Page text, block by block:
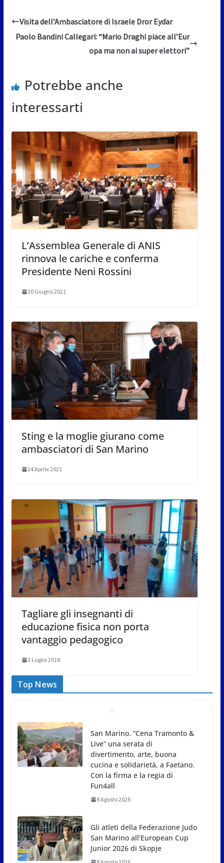
Visita dell’Ambasciatore di Israele Dror Eydar
Paolo Bandini Callegari: “Mario Draghi piace all’Eur
opa ma non ai super elettori”
Potrebbe anche
interessarti
L’Assemblea Generale di ANIS
rinnova le cariche e conferma
Presidente Neni Rossini
30 Giugno 2021
Sting e la moglie giurano come
ambasciatori di San Marino
24 Aprile 2021
Tagliare gli insegnanti di
educazione fisica non porta
vantaggio pedagogico
3 Luglio 2018
Top News
Gli atleti della Federazione Judo
San Marino all’European Cup
Junior 2026 di Skopje
8 Agosto 2026
L’arte perde uno dei suoi
Sgattoni
8 Agosto 2026